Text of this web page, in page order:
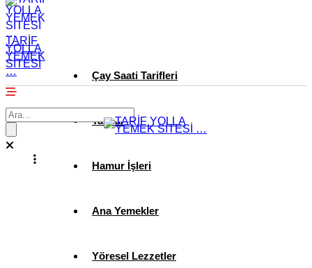
TARİF
YOLLA
YEMEK
SİTESİ
… Çay Saati Tarifleri
Tatlılar
Hamur İşleri
Ana Yemekler
Yöresel Lezzetler